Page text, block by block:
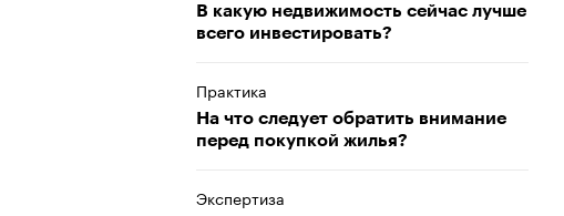
В какую недвижимость сейчас лучше
всего инвестировать?
Практика
На что следует обратить внимание
перед покупкой жилья?
Экспертиза